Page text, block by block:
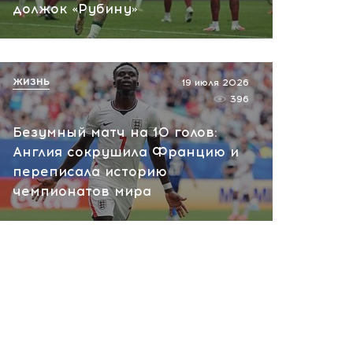
должок «Рубину»
Безумный матч на 10 голов:
Англия сокрушила Францию и
переписала историю
чемпионатов мира
19 июля 2026
396
ЖИЗНЬ